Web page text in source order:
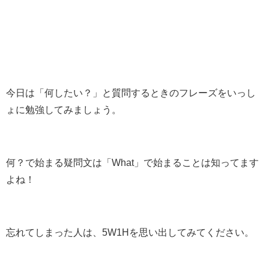
今日は「何したい？」と質問するときのフレーズをいっし
ょに勉強してみましょう。
何？で始まる疑問文は「What」で始まることは知ってます
よね！
忘れてしまった人は、5W1Hを思い出してみてください。